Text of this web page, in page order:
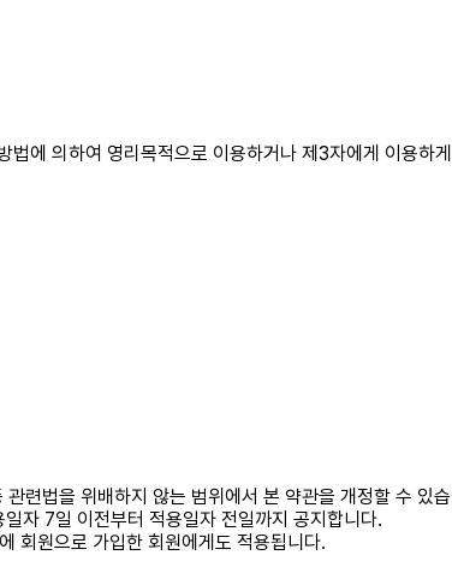
에 의하여 영리목적으로 이용하거나 제3자에게 이용하
련법을 위배하지 않는 범위에서 본 약관을 개정할 수 있
자 7일 이전부터 적용일자 전일까지 공지합니다.
회원으로 가입한 회원에게도 적용됩니다.